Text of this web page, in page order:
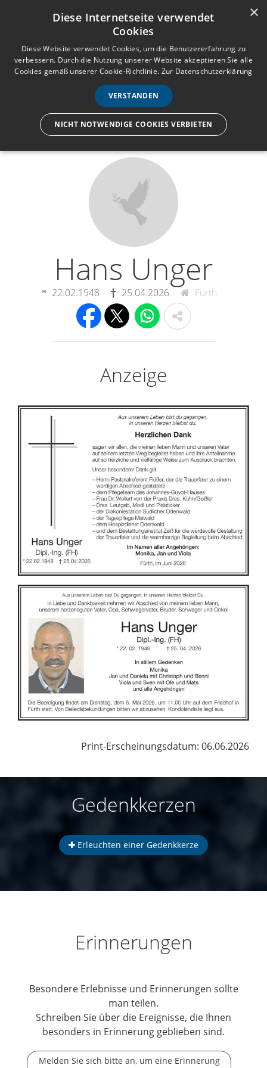
Anmelden Registrieren
e
n
ü
Wir lassen nur die Hand los,
Hans Unger
22.02.1948 25.04.2026 Fürth
Anzeige
Print-Erscheinungsdatum: 06.06.2026
Gedenkkerzen
Erleuchten einer Gedenkkerze
Erinnerungen
Besondere Erlebnisse und Erinnerungen sollte
man teilen.
Schreiben Sie über die Ereignisse, die Ihnen
besonders in Erinnerung geblieben sind.
Melden Sie sich bitte an, um eine Erinnerung
×
Diese Internetseite verwendet
Cookies
Diese Website verwendet Cookies, um die Benutzererfahrung zu
verbessern. Durch die Nutzung unserer Website akzeptieren Sie alle
Cookies gemäß unserer Cookie-Richtlinie. Zur Datenschutzerklärung
VERSTANDEN
NICHT NOTWENDIGE COOKIES VERBIETEN